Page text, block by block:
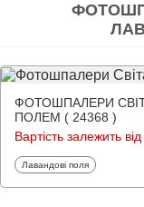
ФОТОШПАЛЕРИ
ПОЛЕМ ( 24368 )
Вартість залежить від
Фотошпалери
Лавандові поля